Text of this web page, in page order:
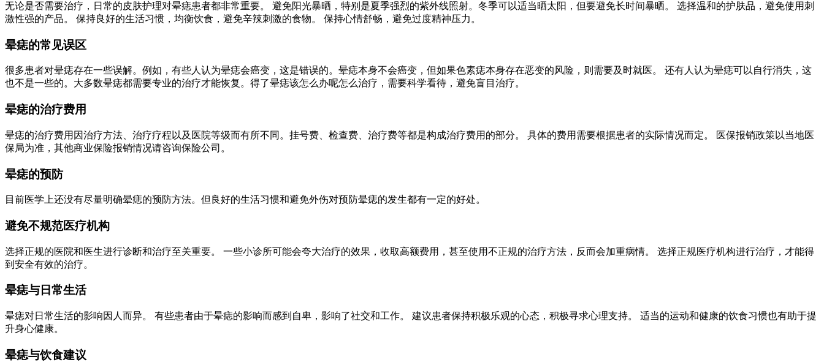
无论是否需要治疗，日常的皮肤护理对晕痣患者都非常重要。 避免阳光暴晒，特别是夏季强烈的紫外线照射。冬季可以适当晒太阳，但要避免长时间暴晒。 选择温和的护肤品，避免使用刺
激性强的产品。 保持良好的生活习惯，均衡饮食，避免辛辣刺激的食物。 保持心情舒畅，避免过度精神压力。
晕痣的常见误区
很多患者对晕痣存在一些误解。例如，有些人认为晕痣会癌变，这是错误的。晕痣本身不会癌变，但如果色素痣本身存在恶变的风险，则需要及时就医。 还有人认为晕痣可以自行消失，这
也不是一些的。大多数晕痣都需要专业的治疗才能恢复。得了晕痣该怎么办呢怎么治疗，需要科学看待，避免盲目治疗。
晕痣的治疗费用
晕痣的治疗费用因治疗方法、治疗疗程以及医院等级而有所不同。挂号费、检查费、治疗费等都是构成治疗费用的部分。 具体的费用需要根据患者的实际情况而定。 医保报销政策以当地医
保局为准，其他商业保险报销情况请咨询保险公司。
晕痣的预防
目前医学上还没有尽量明确晕痣的预防方法。但良好的生活习惯和避免外伤对预防晕痣的发生都有一定的好处。
避免不规范医疗机构
选择正规的医院和医生进行诊断和治疗至关重要。 一些小诊所可能会夸大治疗的效果，收取高额费用，甚至使用不正规的治疗方法，反而会加重病情。 选择正规医疗机构进行治疗，才能得
到安全有效的治疗。
晕痣与日常生活
晕痣对日常生活的影响因人而异。 有些患者由于晕痣的影响而感到自卑，影响了社交和工作。 建议患者保持积极乐观的心态，积极寻求心理支持。 适当的运动和健康的饮食习惯也有助于提
升身心健康。
晕痣与饮食建议